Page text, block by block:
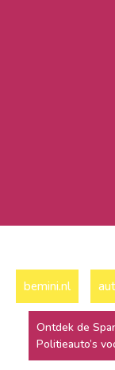
bemini.nl
Ontdek de
Politieauto’s